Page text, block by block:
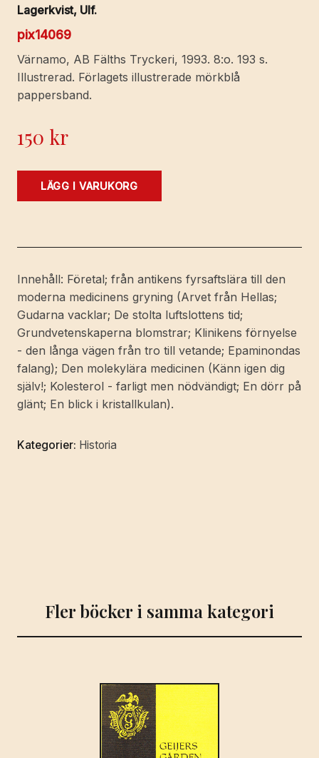
Lagerkvist, Ulf.
pix14069
Värnamo, AB Fälths Tryckeri, 1993. 8:o. 193 s.
Illustrerad. Förlagets illustrerade mörkblå
pappersband.
150 kr
Från
medicin.
medicinsk
forskning
mot
historisk
bakgrund.
[Utg.
av]
Brombergs.
LÄGG I VARUKORG
Innehåll: Företal; från antikens fyrsaftslära till den
moderna medicinens gryning (Arvet från Hellas;
Gudarna vacklar; De stolta luftslottens tid;
Grundvetenskaperna blomstrar; Klinikens förnyelse
- den långa vägen från tro till vetande; Epaminondas
falang); Den molekylära medicinen (Känn igen dig
själv!; Kolesterol - farligt men nödvändigt; En dörr på
glänt; En blick i kristallkulan).
Kategorier: Historia
Fler böcker i samma kategori